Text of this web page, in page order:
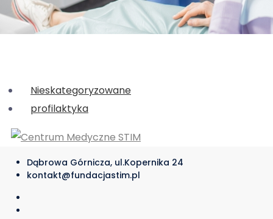
Nieskategoryzowane
profilaktyka
Dąbrowa Górnicza, ul.Kopernika 24
kontakt@fundacjastim.pl